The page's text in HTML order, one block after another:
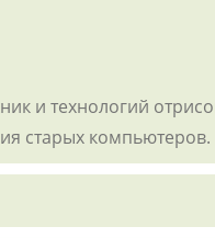
и технологий
старых компьютеров.